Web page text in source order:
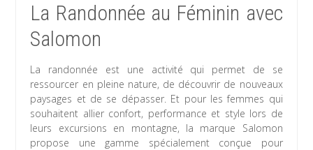
La Randonnée au Féminin avec
Salomon
La randonnée est une activité qui permet de se
ressourcer en pleine nature, de découvrir de nouveaux
paysages et de se dépasser. Et pour les femmes qui
souhaitent allier confort, performance et style lors de
leurs excursions en montagne, la marque Salomon
propose une gamme spécialement conçue pour